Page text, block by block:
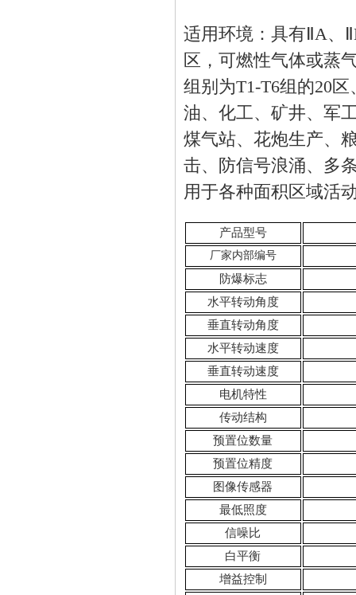
适用环境：具有ⅡA、Ⅱ
区，可燃性气体或蒸
组别为T1-T6组的20区
油、化工、矿井、军
煤气站、花炮生产、
击、防信号浪涌、多
用于各种面积区域活
产品型号
厂家内部编号
防爆标志
水平转动角度
垂直转动角度
水平转动速度
垂直转动速度
电机特性
传动结构
预置位数量
预置位精度
图像传感器
最低照度
信噪比
白平衡
增益控制